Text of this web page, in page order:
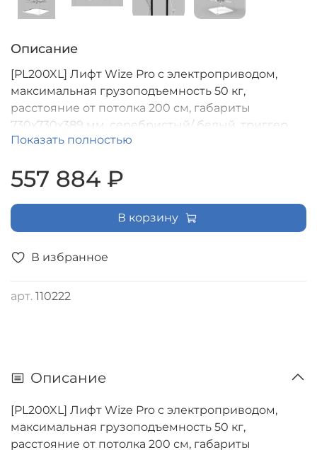
В избранное
арт. 110222
Описание
[PL200XL] Лифт Wize Pro с электроприводом,
максимальная грузоподъемность 50 кг,
расстояние от потолка 200 см, габариты
730х730х389 мм, серебристый/ белый, триггер.,
RS232, ИК управление входит в комплект
Показать полностью
557 884 ₽
В корзину
Описание
[PL200XL] Лифт Wize Pro с электроприводом,
максимальная грузоподъемность 50 кг,
расстояние от потолка 200 см, габариты